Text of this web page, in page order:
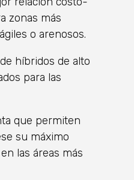
zonas más
o arenosos.
híbridos de alto
para las
que permiten
su máximo
las áreas más